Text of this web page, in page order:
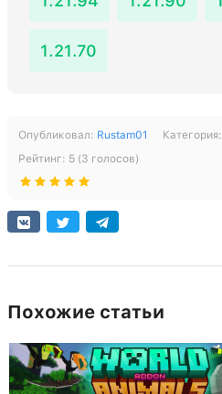
1.21.70
Опубликовал: Rustam01 Категория:
Рейтинг: 5 (3 голосов)
Похожие статьи